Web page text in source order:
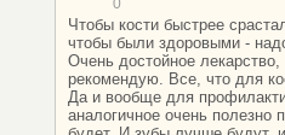
Чтобы кости быстрее
чтобы были здоровыми -
Очень достойное
рекомендую. Все, что для
Да и вообще для
аналогичное очень полезно